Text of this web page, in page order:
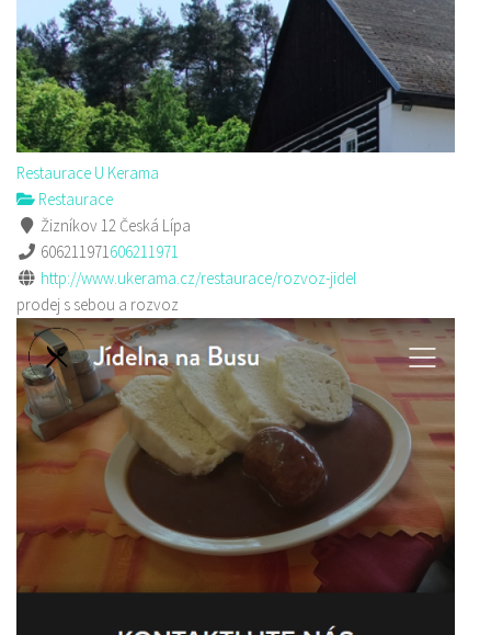
Restaurace U Kerama
Restaurace
Žizníkov 12 Česká Lípa
606211971606211971
http://www.ukerama.cz/restaurace/rozvoz-jidel
prodej s sebou a rozvoz